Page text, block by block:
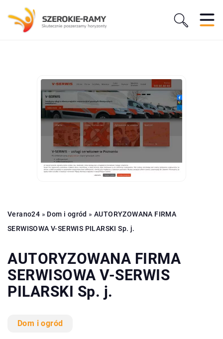
Verano24 » Dom i ogród »AUTORYZOWANA FIRMA
SERWISOWA V-SERWIS PILARSKI Sp. j.
AUTORYZOWANA FIRMA
SERWISOWA V-SERWIS
PILARSKI Sp. j.
Dom i ogród